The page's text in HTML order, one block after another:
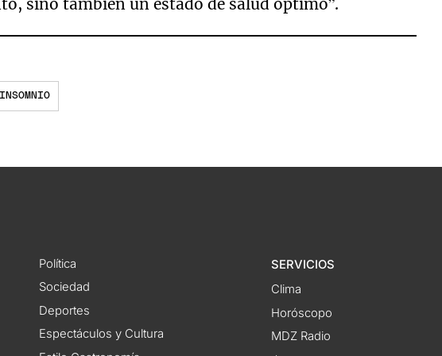
INSOMNIO
Política
Sociedad
Deportes
Espectáculos y Cultura
SERVICIOS
Clima
Horóscopo
MDZ Radio